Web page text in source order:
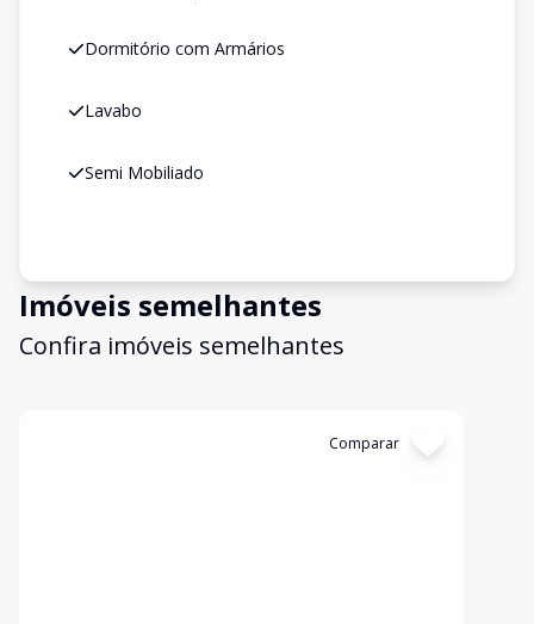
Dormitório com Armários
Lavabo
Semi Mobiliado
Imóveis semelhantes
Confira imóveis semelhantes
Comparar